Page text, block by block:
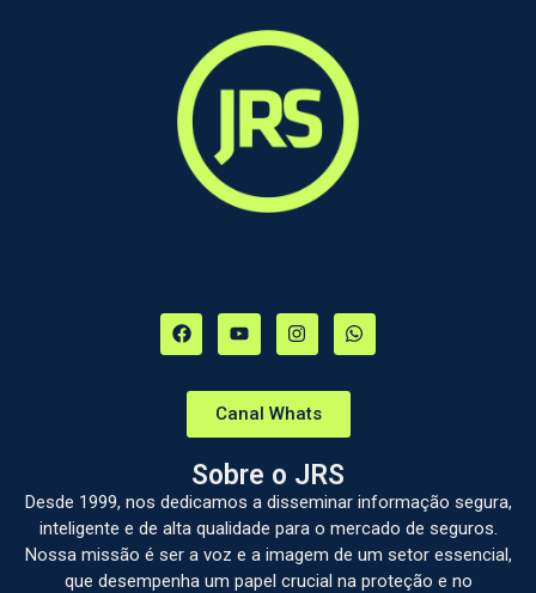
Canal Whats
Sobre o JRS
Desde 1999, nos dedicamos a disseminar informação segura,
inteligente e de alta qualidade para o mercado de seguros.
Nossa missão é ser a voz e a imagem de um setor essencial,
que desempenha um papel crucial na proteção e no